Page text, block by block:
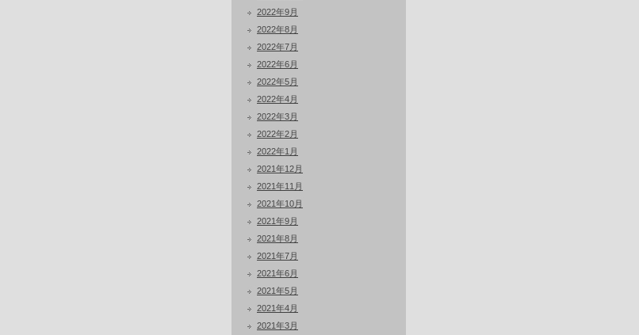
2022年9月
2022年8月
2022年7月
2022年6月
2022年5月
2022年4月
2022年3月
2022年2月
2022年1月
2021年12月
2021年11月
2021年10月
2021年9月
2021年8月
2021年7月
2021年6月
2021年5月
2021年4月
2021年3月